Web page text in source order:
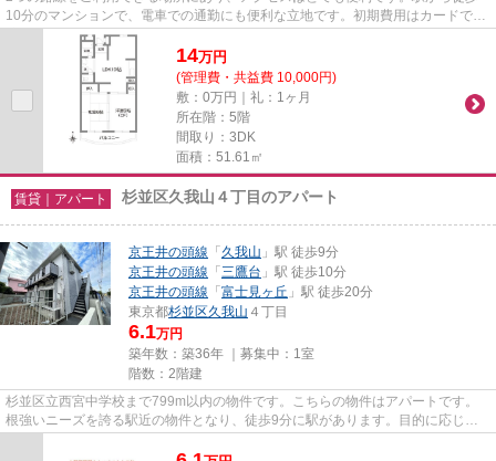
10分のマンションで、電車での通勤にも便利な立地です。初期費用はカードで決
済いただけます。夏場は特に涼...
14万円
(管理費・共益費 10,000円)
敷：0万円｜礼：1ヶ月
所在階：5階
間取り：3DK
面積：51.61㎡
賃貸｜アパート 杉並区久我山４丁目のアパート
京王井の頭線 「久我山 」駅 徒歩9分
京王井の頭線 「三鷹台 」駅 徒歩10分
京王井の頭線 「富士見ヶ丘 」駅 徒歩20分
東京都杉並区久我山 ４丁目
6.1万円
築年数：築36年 ｜募集中： 1室
階数：2階建
杉並区立西宮中学校まで799m以内の物件です。こちらの物件はアパートです。
根強いニーズを誇る駅近の物件となり、徒歩9分に駅があります。目的に応じて
選べる2駅利用可能なアパートで...